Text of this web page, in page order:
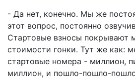
- Да нет, конечно. Мы же
этот вопрос, постоянно
Стартовые взносы покрывают
стоимости гонки. Тут же как:
стартовые номера - миллион,
миллион, и пошло-пошло-